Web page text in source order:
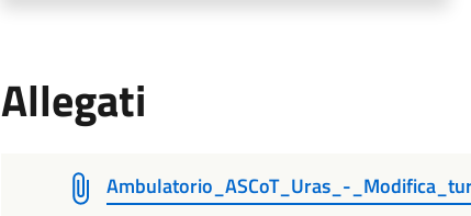
Allegati
Ambulatorio_ASCoT_Uras_-